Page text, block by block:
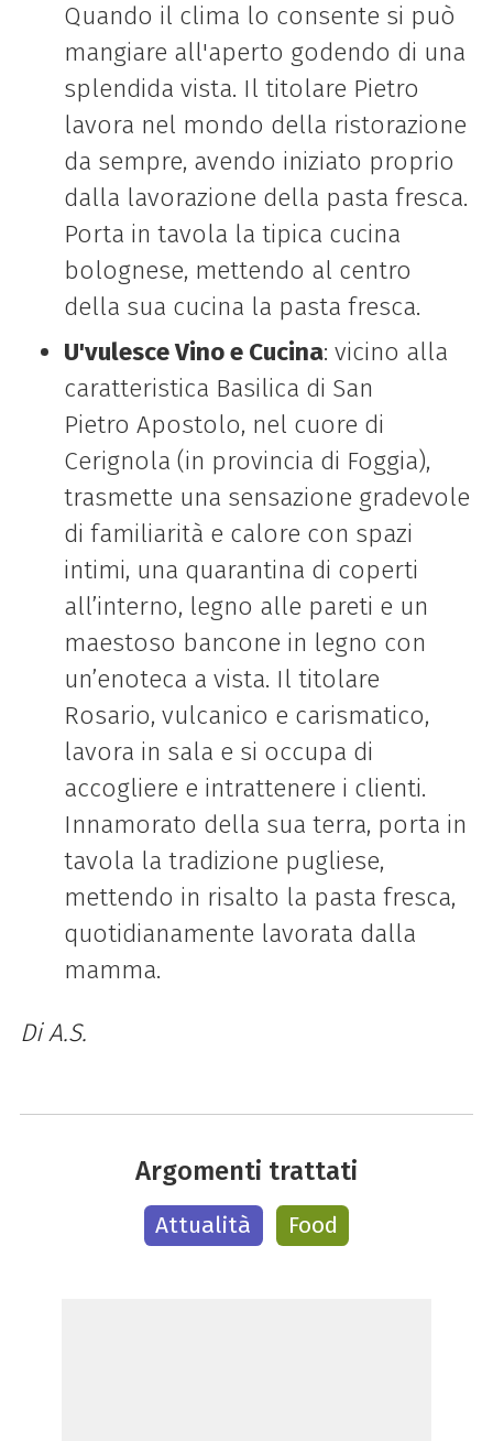
Quando il clima lo consente si può
mangiare all'aperto godendo di una
splendida vista. Il titolare Pietro
lavora nel mondo della ristorazione
da sempre, avendo iniziato proprio
dalla lavorazione della pasta fresca.
Porta in tavola la tipica cucina
bolognese, mettendo al centro
della sua cucina la pasta fresca.
U'vulesce Vino e Cucina: vicino alla
caratteristica Basilica di San
Pietro Apostolo, nel cuore di
Cerignola (in provincia di Foggia),
trasmette una sensazione gradevole
di familiarità e calore con spazi
intimi, una quarantina di coperti
all’interno, legno alle pareti e un
maestoso bancone in legno con
un’enoteca a vista. Il titolare
Rosario, vulcanico e carismatico,
lavora in sala e si occupa di
accogliere e intrattenere i clienti.
Innamorato della sua terra, porta in
tavola la tradizione pugliese,
mettendo in risalto la pasta fresca,
quotidianamente lavorata dalla
mamma.
Di A.S.
Argomenti trattati
Attualità Food